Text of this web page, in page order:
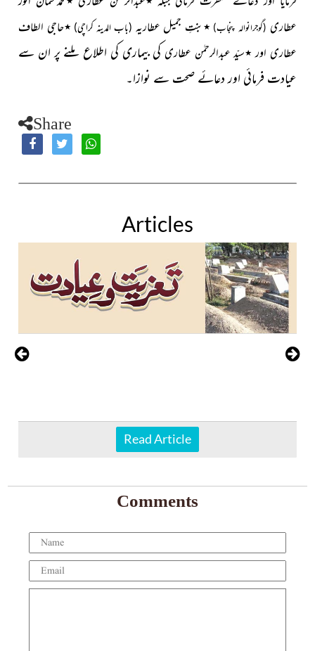
عطاری (گوجرانوالہ پنجاب) ٭بنتِ جمیل عطاریہ (باب المدینہ کراچی) ٭حاجی الطاف
عطاری اور ٭سیّد عبدالرحمٰن عطاری کی بیماری کی اطلاع ملنے پر ان سے
عیادت فرمائی اور دعائے صحت سے نوازا۔
Share
Articles
Read Article
Comments